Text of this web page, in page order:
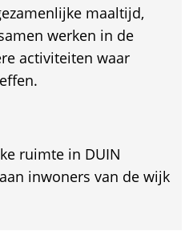
maaltijd,
werken in de
activiteiten waar
ruimte in DUIN
inwoners van de wijk